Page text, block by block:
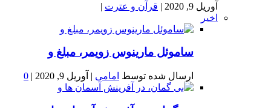
آوریل 9, 2020 | قرآن و عترت |
اخیر
ساموئل مارینوس زویمر، مبلغ و
ارسال شده توسط امامی | آوریل 9, 2020 |
0